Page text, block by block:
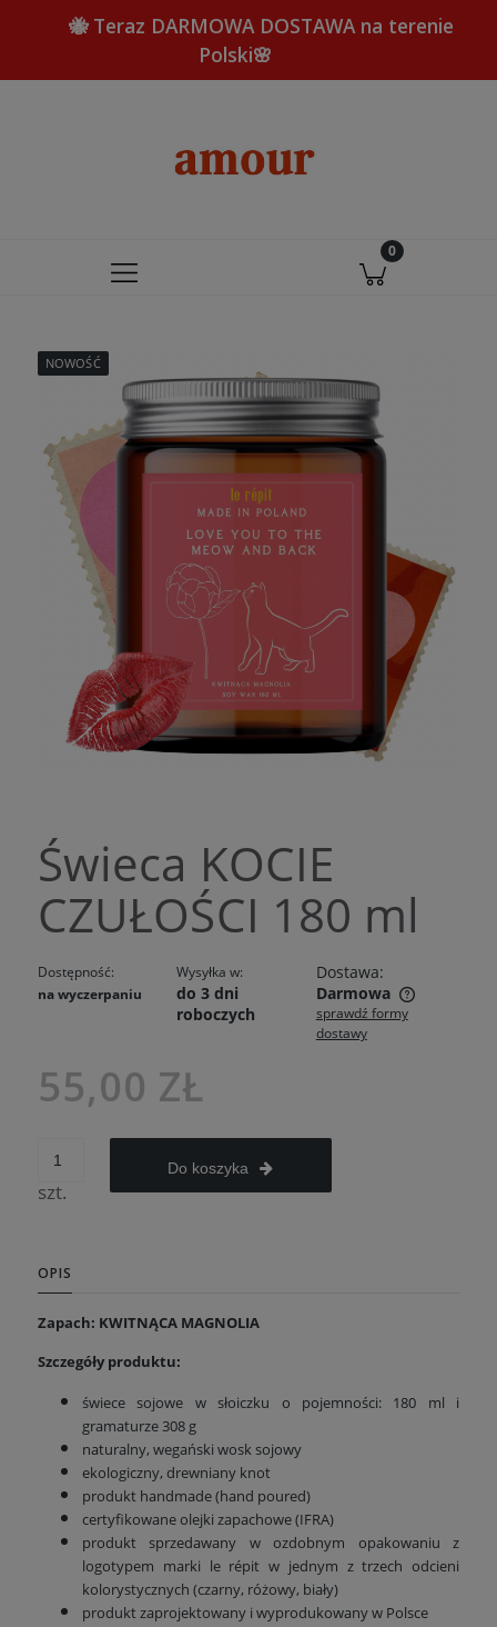
🐝 Teraz DARMOWA DOSTAWA na terenie
Polski🌸
NOWOŚĆ
Świeca KOCIE
CZUŁOŚCI 180 ml
Dostępność:
na wyczerpaniu
Wysyłka w:
do 3 dni
roboczych
Dostawa:
Darmowa
Cena nie zawiera ewentualnych kosztów płatności
sprawdź formy
dostawy
55,00 ZŁ
szt.
Do koszyka
OPIS
Zapach: KWITNĄCA MAGNOLIA
Szczegóły produktu:
świece sojowe w słoiczku o pojemności: 180 ml i
gramaturze 308 g
naturalny, wegański wosk sojowy
ekologiczny, drewniany knot
produkt handmade (hand poured)
certyfikowane olejki zapachowe (IFRA)
produkt sprzedawany w ozdobnym opakowaniu z
logotypem marki le répit w jednym z trzech odcieni
kolorystycznych (czarny, różowy, biały)
produkt zaprojektowany i wyprodukowany w Polsce